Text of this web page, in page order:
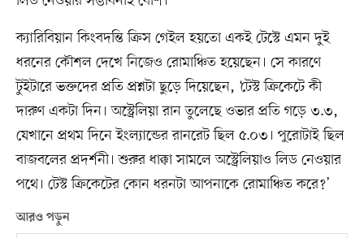
ক্যারিবিয়ান কিংবদন্তি ক্রিস গেইল হয়তো একই টেস্টে এমন দুই
ধরনের কৌশল দেখে নিজেও রোমাঞ্চিত হয়েছেন। সে কারণে
টুইটারে ভক্তদের প্রতি প্রশ্নটা ছুড়ে দিয়েছেন, ‘টেস্ট ক্রিকেটে কী
দারুণ একটা দিন। অস্ট্রেলিয়া রান তুলেছে ওভার প্রতি গড়ে ৩.৩,
যেখানে প্রথম দিনে ইংল্যান্ডের রানরেট ছিল ৫.০৩। পুরোটাই ছিল
বাজবলের প্রদর্শনী। শুরুর ধাক্কা সামলে অস্ট্রেলিয়াও লিড নেওয়ার
পথে। টেস্ট ক্রিকেটের কোন ধরনটা আপনাকে রোমাঞ্চিত করে?’
আরও পড়ুন